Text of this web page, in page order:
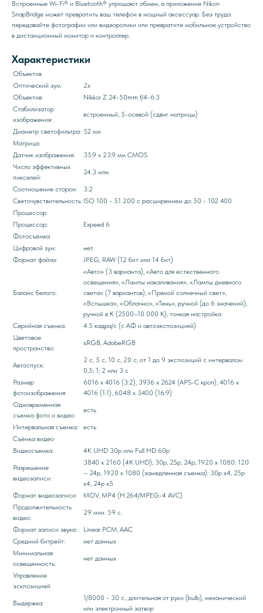
Встроенные Wi-Fi® и Bluetooth® упрощают обмен, а приложение Nikon
SnapBridge может превратить ваш телефон в мощный аксессуар. Без труда
передавайте фотографии или видеоролики или превратите мобильное устройство
в дистанционный монитор и контроллер.
Характеристики
Объектив
Оптический зум:
2х
Объектив:
Nikkor Z 24-50mm f/4-6.3
Стабилизатор
изображения:
встроенный, 5-осевой (сдвиг матрицы)
Диаметр светофильтра: 52 мм
Матрица
Датчик изображения:
35.9 х 23.9 мм CMOS
Число эффективных
пикселей:
24.3 млн.
Соотношение сторон:
3:2
Светочувствительность: ISO 100 - 51 200 c расширением до 50 - 102 400
Процессор
Процессор:
Expeed 6
Фотосъёмка
Цифровой зум:
нет
Формат файла:
JPEG, RAW (12 бит или 14 бит)
Баланс белого:
«Авто» (3 варианта), «Авто для естественного
освещения», «Лампы накаливания», «Лампы дневного
света» (7 вариантов), «Прямой солнечный свет»,
«Вспышка», «Облачно», «Тень», ручной (до 6 значений),
ручной в К (2500–10 000 К), тонкая настройка
Серийная съемка:
4.5 кадра/с (с АФ и автоэкспозицией)
Цветовое
пространство:
sRGB, AdobeRGB
Автоспуск:
2 с, 5 с, 10 с, 20 с; от 1 до 9 экспозиций с интервалом
0,5; 1; 2 или 3 с
Размер
фотоизображения:
6016 х 4016 (3:2), 3936 х 2624 (APS-C кроп), 4016 х
4016 (1:1), 6048 х 3400 (16:9)
Одновременная
съемка фото и видео:
есть
Интервальная съемка:
есть
Съёмка видео
Видеосъемка:
4K UHD 30р или Full HD 60р
Разрешение
видеозаписи:
3840 x 2160 (4K UHD); 30p, 25p, 24p; 1920 x 1080: 120
– 24p, 1920 x 1080 (замедленная съемка): 30p x4, 25p
x4, 24p x5
Формат видеозаписи:
MOV, MP4 (H.264/MPEG-4 AVC)
Продолжительность
видео:
29 мин. 59 с.
Формат записи звука:
Linear PCM, AAC
Средний битрейт:
нет данных
Минимальная
освещенность:
нет данных
Управление
эскпозицией
Выдержка:
1/8000 - 30 с., длительная от руки (bulb), механический
или электронный затвор